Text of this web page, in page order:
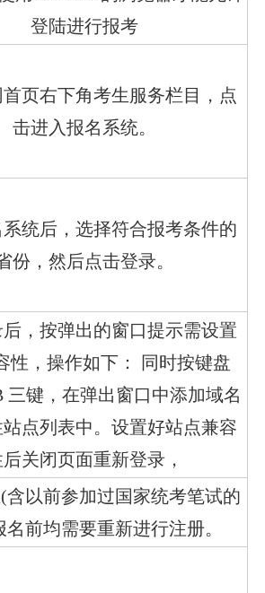
登陆进行报考
页右下角考生服务栏目，点
击进入报名系统。
统后，选择符合报考条件的
份，然后点击登录。
后，按弹出的窗口提示需设置
性，操作如下： 同时按键盘
三键，在弹出窗口中添加域名
点列表中。设置好站点兼容
关闭页面重新登录，
含以前参加过国家统考笔试的
名前均需要重新进行注册。